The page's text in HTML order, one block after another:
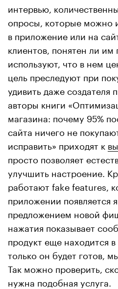
интервью,
опросы, которые можно
в приложение или на
клиентов, понятен ли им
используют, что в нем
цель преследуют при
удивить даже создателя
авторы книги
магазина: почему 95%
сайта ничего не
исправить» приходят к
просто позволяет
улучшить настроение.
работают fake features,
приложении появляется
предложением новой
нажатия показывает
продукт еще находится
только он будет готов,
Так можно проверить,
нужна подобная услуга.